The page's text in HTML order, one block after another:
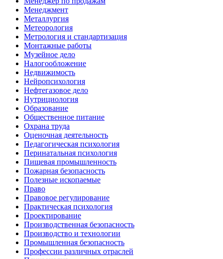
Менеджмент
Металлургия
Метеорология
Метрология и стандартизация
Монтажные работы
Музейное дело
Налогообложение
Недвижимость
Нейропсихология
Нефтегазовое дело
Нутрициология
Образование
Общественное питание
Охрана труда
Оценочная деятельность
Педагогическая психология
Перинатальная психология
Пищевая промышленность
Пожарная безопасность
Полезные ископаемые
Право
Правовое регулирование
Практическая психология
Проектирование
Производственная безопасность
Производство и технологии
Промышленная безопасность
Профессии различных отраслей